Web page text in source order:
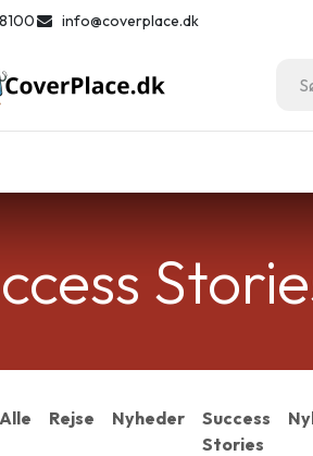
info@coverplace.dk
Alle Rejse Nyheder
Success
Stories